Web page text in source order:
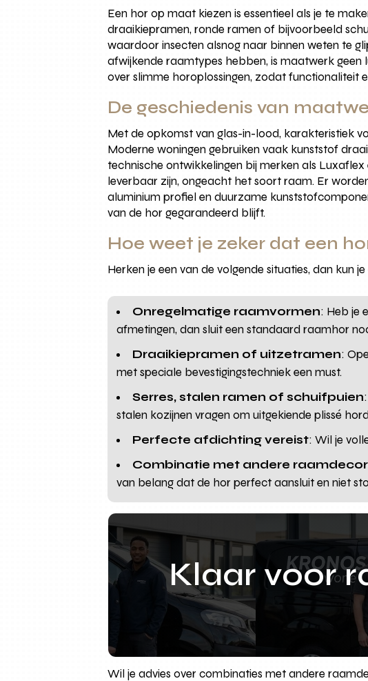
Een hor op maat kiezen is essentieel als je te
draaikiepramen, ronde ramen of bijvoorbeeld
waardoor insecten alsnog naar binnen weten te
afwijkende raamtypes hebben, is maatwerk
over slimme horoplossingen, zodat functionaliteit
De geschiedenis van
Met de opkomst van glas-in-lood, karakteristiek
Moderne woningen gebruiken vaak kunststof
technische ontwikkelingen bij merken als
leverbaar zijn, ongeacht het soort raam. Er
aluminium profiel en duurzame
van de hor gegarandeerd blijft.
Hoe weet je zeker dat een
Herken je een van de volgende situaties, dan kun
Onregelmatige raamvormen: Heb je
afmetingen, dan sluit een standaard raamhor
Draaikiepramen of uitzetramen:
met speciale bevestigingstechniek een must.
Serres, stalen ramen of schuifpuien
stalen kozijnen vragen om uitgekiende plissé
Perfecte afdichting vereist: Wil je
Combinatie met andere
van belang dat de hor perfect aansluit en niet
Klaar voor
Wil je advies over combinaties met andere